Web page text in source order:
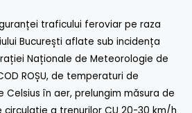
traficului feroviar pe raza
București aflate sub incidența
Naționale de Meteorologie de
ROȘU, de temperaturi de
în aer, prelungim măsura de